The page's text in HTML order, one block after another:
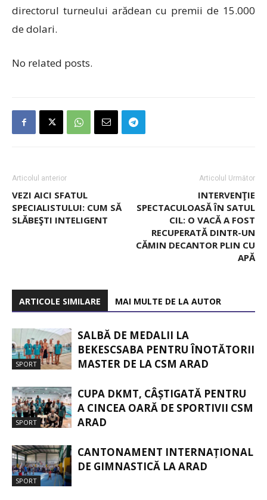
directorul turneului arădean cu premii de 15.000
de dolari.
No related posts.
Articolul anterior
VEZI AICI SFATUL
SPECIALISTULUI: CUM SĂ
SLĂBEŞTI INTELIGENT
Articolul Următor
INTERVENŢIE
SPECTACULOASĂ ÎN SATUL
CIL: O VACĂ A FOST
RECUPERATĂ DINTR-UN
CĂMIN DECANTOR PLIN CU
APĂ
ARTICOLE SIMILARE MAI MULTE DE LA AUTOR
SPORT
SALBĂ DE MEDALII LA
BEKESCSABA PENTRU ÎNOTĂTORII
MASTER DE LA CSM ARAD
SPORT
CUPA DKMT, CÂȘTIGATĂ PENTRU
A CINCEA OARĂ DE SPORTIVII CSM
ARAD
SPORT
CANTONAMENT INTERNAȚIONAL
DE GIMNASTICĂ LA ARAD